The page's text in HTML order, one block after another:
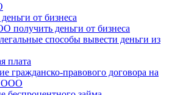
от бизнеса
получить деньги от бизнеса
способы вывести деньги из
плата
гражданско-правового договора на
ООО